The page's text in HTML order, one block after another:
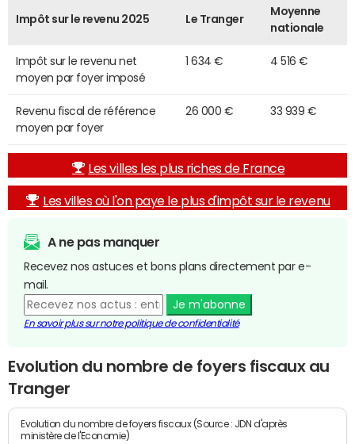
Impôt sur le revenu 2025 Le Tranger
Moyenne
nationale
Impôt sur le revenu net
moyen par foyer imposé
1 634 € 4 516 €
Revenu fiscal de référence
moyen par foyer
26 000 € 33 939 €
Les villes les plus riches de France
Les villes où l'on paye le plus d'impôt sur le revenu
A ne pas manquer
Recevez nos astuces et bons plans directement par e-
mail.
Je m'abonne
En savoir plus sur notre politique de confidentialité
Evolution du nombre de foyers fiscaux au
Tranger
Evolution du nombre de foyers fiscaux (Source : JDN d'après
ministère de l'Economie)